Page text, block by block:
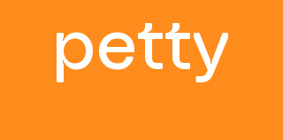
petty